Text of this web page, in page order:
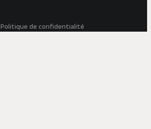
Politique de confidentialité